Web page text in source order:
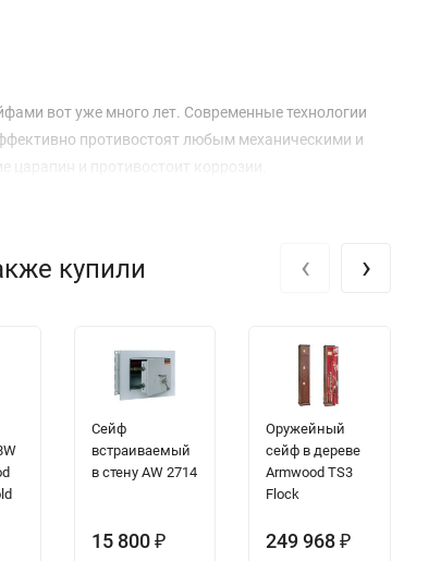
вот уже много лет. Современные технологии
противостоят любым механическими и
царапин и противостоит коррозии.
купили
Сейф
встраиваемый
в стену AW 2714
15 800 ₽
Оружейный
сейф в дереве
Armwood TS3
Flock
249 968₽
‹ ›